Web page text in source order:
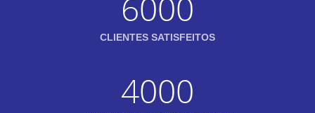
CLIENTES SATISFEITOS
4000